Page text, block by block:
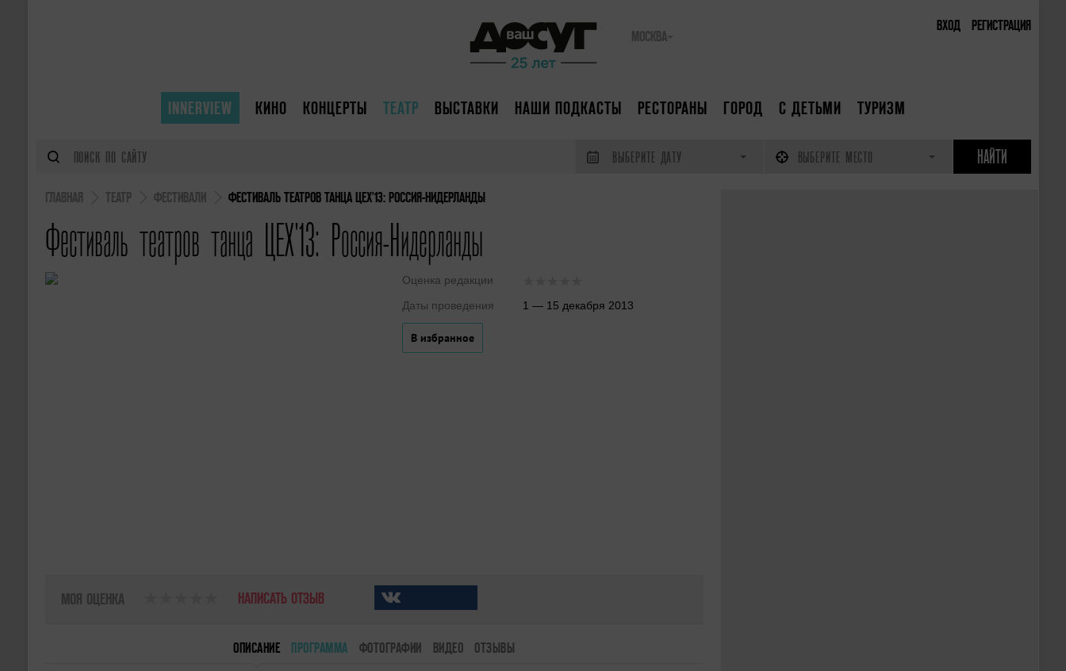
ВХОД РЕГИСТРАЦИЯ
МОСКВА
INNERVIEW КИНО КОНЦЕРТЫ ТЕАТР ВЫСТАВКИ НАШИ ПОДКАСТЫ РЕСТОРАНЫ ГОРОД С ДЕТЬМИ ТУРИЗМ
ВЫБЕРИТЕ ДАТУ ВЫБЕРИТЕ МЕСТО
ГЛАВНАЯ ТЕАТР ФЕСТИВАЛИ ФЕСТИВАЛЬ ТЕАТРОВ ТАНЦА ЦЕХ'13: РОССИЯ-НИДЕРЛАНДЫ
Фестиваль театров танца ЦЕХ'13: Россия-Нидерланды
Оценка редакции
Даты проведения
1 — 15 декабря 2013
В избранное
МОЯ ОЦЕНКА НАПИСАТЬ ОТЗЫВ
ОПИСАНИЕ ПРОГРАММА ФОТОГРАФИИ ВИДЕО ОТЗЫВЫ